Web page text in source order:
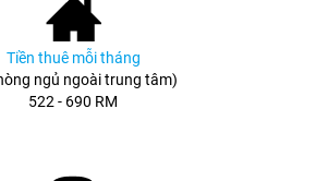
Tiền thuê mỗi tháng
ngủ ngoài trung tâm)
522 - 690 RM